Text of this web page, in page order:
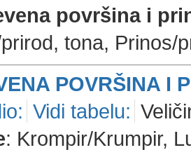
površina i
tona, Prinos/
POVRŠINA I
Vidi tabelu:
: Krompir/Krumpir,